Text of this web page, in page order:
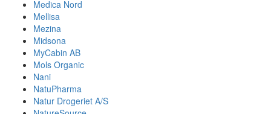
Medica Nord
Mellisa
Mezina
Midsona
MyCabin AB
Mols Organic
Nani
NatuPharma
Natur Drogeriet A/S